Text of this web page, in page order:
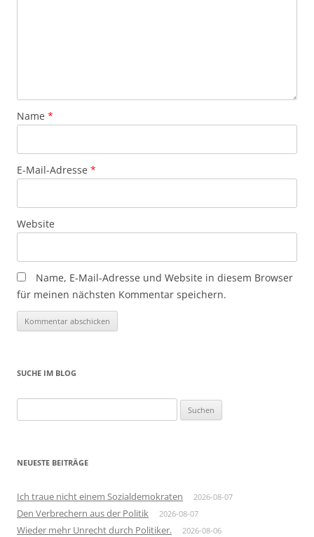
Name *
E-Mail-Adresse *
Website
Name, E-Mail-Adresse und Website in diesem Browser
für meinen nächsten Kommentar speichern.
SUCHE IM BLOG
nach:
NEUESTE BEITRÄGE
Ich traue nicht einem Sozialdemokraten 2026-08-07
Den Verbrechern aus der Politik 2026-08-07
Wieder mehr Unrecht durch Politiker. 2026-08-06